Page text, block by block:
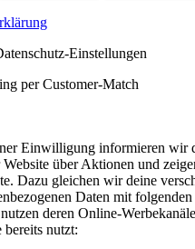
Einstellungen
per Customer-Match
Einwilligung informieren wir
Website über Aktionen und
Dazu gleichen wir deine
Daten mit
deren Online-
bereits nutzt: